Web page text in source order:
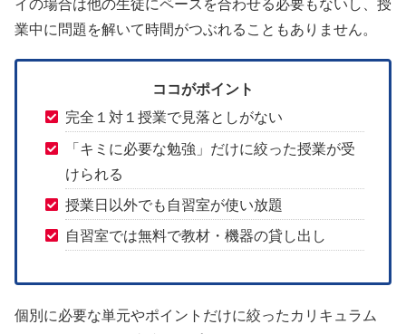
業中に問題を解いて時間がつぶれることもありません。
ココがポイント
完全１対１授業で見落としがない
「キミに必要な勉強」だけに絞った授業が受
けられる
授業日以外でも自習室が使い放題
自習室では無料で教材・機器の貸し出し
個別に必要な単元やポイントだけに絞ったカリキュラム